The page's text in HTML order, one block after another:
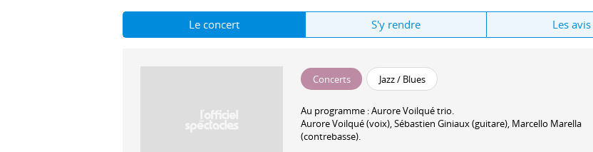
Le concert S'y rendre Les avis
Concerts Jazz / Blues
Au programme :Aurore Voilquétrio.
Aurore Voilqué(voix),Sébastien Giniaux(guitare), Marcello Marella
(contrebasse).